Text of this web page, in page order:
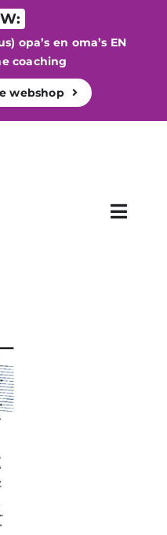
opa’s en oma’s EN
coaching
webshop
Toggle
werk